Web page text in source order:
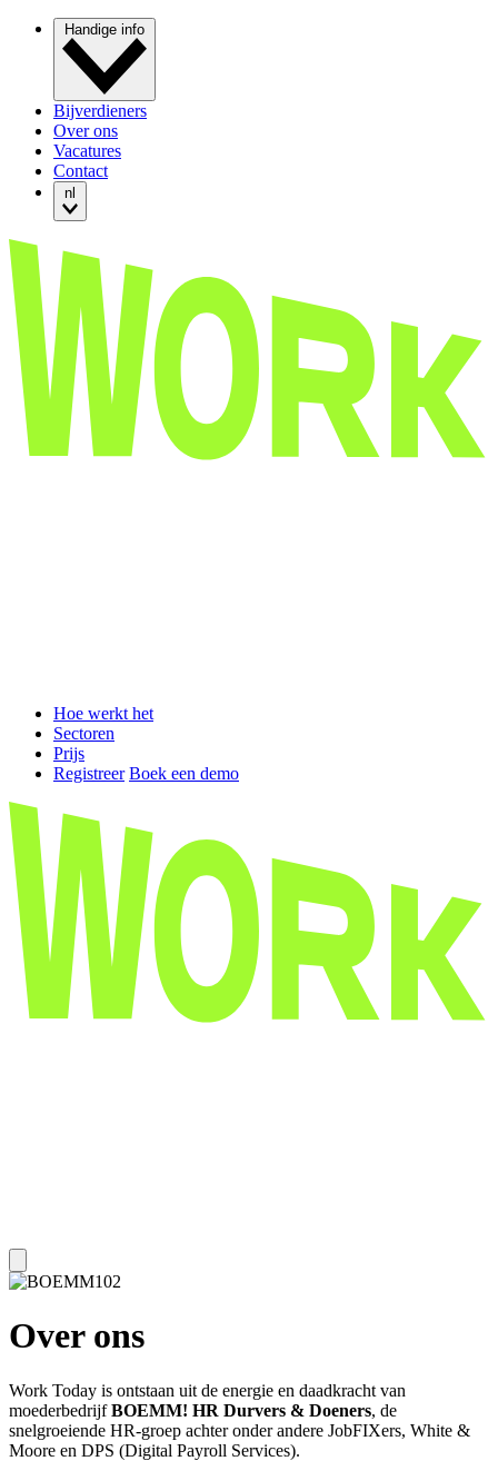
Handige info
Bijverdieners
Over ons
Vacatures
Contact
nl
Hoe werkt het
Sectoren
Prijs
Registreer Boek een demo
Over ons
Work Today is ontstaan uit de energie en daadkracht van
moederbedrijfBOEMM! HR Durvers & Doeners, de
snelgroeiende HR-groep achter onder andere JobFIXers, White &
Moore en DPS (Digital Payroll Services).